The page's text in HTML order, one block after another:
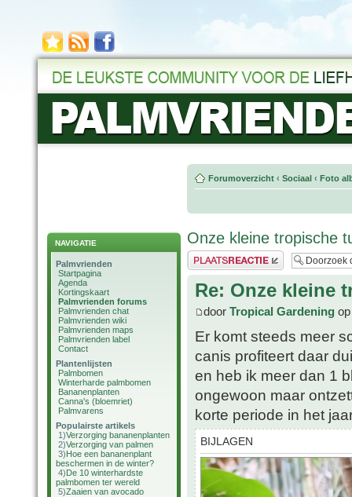
NAVIGATIE
Palmvrienden
Startpagina
Agenda
Kortingskaart
Palmvrienden forums
Palmvrienden chat
Palmvrienden wiki
Palmvrienden maps
Palmvrienden label
Contact
Plantenlijsten
Palmbomen
Winterharde palmbomen
Bananenplanten
Canna's (bloemriet)
Palmvarens
Populairste artikels
1)Verzorging bananenplanten
2)Verzorging van palmen
3)Hoe een bananenplant
beschermen in de winter?
4)De 10 winterhardste
palmbomen ter wereld
5)Zaaien van avocado
Forumoverzicht ‹ Sociaal ‹ Foto
Onze kleine tropische
Plaats een reactie
Re: Onze kleine
door Tropical Gardening
Er komt steeds meer
canis profiteert daar
en heb ik meer dan 1
ongewoon maar
korte periode in het
BIJLAGEN